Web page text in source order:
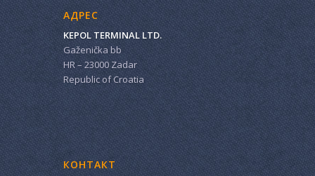
АДРЕС
KEPOL TERMINAL LTD.
Gaženička bb
HR – 23000 Zadar
Republic of Croatia
КОНТАКТ